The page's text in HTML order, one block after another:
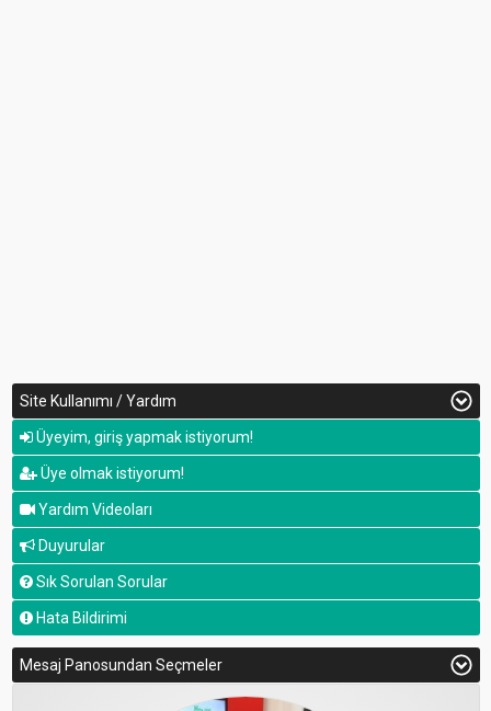
Site Kullanımı / Yardım
Üyeyim, giriş yapmak istiyorum!
Üye olmak istiyorum!
Yardım Videoları
Duyurular
Sık Sorulan Sorular
Hata Bildirimi
Mesaj Panosundan Seçmeler